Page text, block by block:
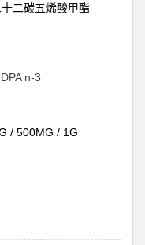
二碳五烯酸甲酯
n-3
/ 500MG / 1G